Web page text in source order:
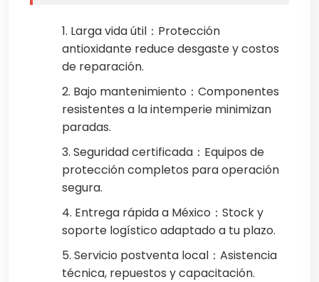
1. Larga vida útil：Protección
antioxidante reduce desgaste y costos
de reparación.
2. Bajo mantenimiento：Componentes
resistentes a la intemperie minimizan
paradas.
3. Seguridad certificada：Equipos de
protección completos para operación
segura.
4. Entrega rápida a México：Stock y
soporte logístico adaptado a tu plazo.
5. Servicio postventa local：Asistencia
técnica, repuestos y capacitación.